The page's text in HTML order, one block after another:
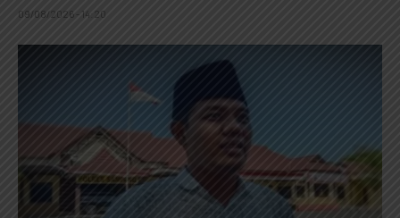
09/08/2026 - 14:20